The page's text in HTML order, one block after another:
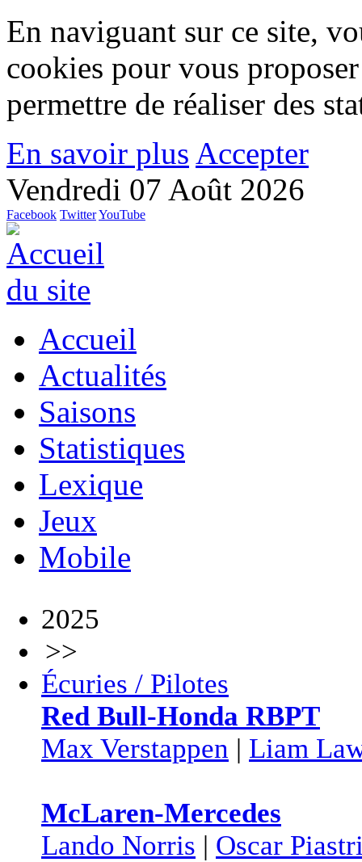
En naviguant sur ce site,
cookies pour vous
permettre de réaliser des
En savoir plus Accepter
Vendredi 07 Août 2026
Facebook TwitterYouTube
Accueil
Actualités
Saisons
Statistiques
Lexique
Jeux
Mobile
2025
>>
Écuries / Pilotes
Red Bull-Honda RBPT
Max Verstappen | Liam
McLaren-Mercedes
Lando Norris | Oscar